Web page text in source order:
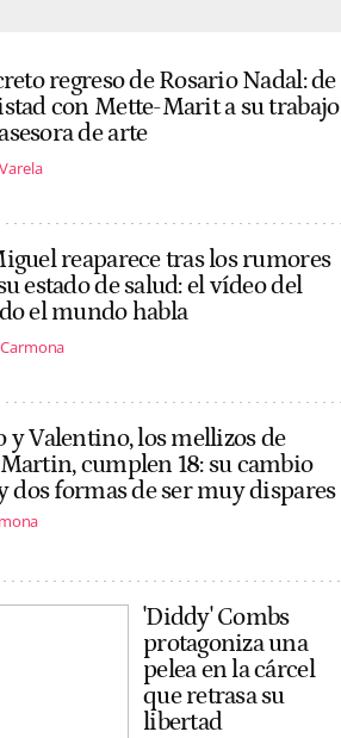
regreso de Rosario Nadal: de
con Mette-Marit a su trabajo
de arte
reaparece tras los rumores
estado de salud: el vídeo del
el mundo habla
Carmona
y Valentino, los mellizos de
cumplen 18: su cambio
dos formas de ser muy dispares
'Diddy' Combs
protagoniza una
pelea en la cárcel
que retrasa su
libertad